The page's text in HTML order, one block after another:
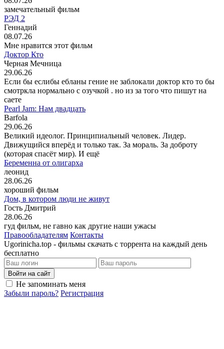
замечательный фильм
РЭД 2
Геннадий
08.07.26
Мне нравится этот фильм
Доктор Кто
Черная Мечница
29.06.26
Если бы еслибы ебланы гение не заблокали доктор кто то бы
смотркла нормально с озучкой . но из за того что пишут на
саете
Pearl Jam: Нам двадцать
Barfola
29.06.26
Великий идеолог. Принципиальный человек. Лидер.
Движущийся вперёд и только так. За мораль. За доброту
(которая спасёт мир). И ещё
Беременна от олигарха
леонид
28.06.26
хороший фильм
Дом, в котором люди не живут
Гость Дмитрий
28.06.26
гуд фильм, не гавно как другие наши ужасы
Правообладателям Контакты
Ugorinicha.top - фильмы скачать с торрента на каждый день
бесплатно
Войти на сайт
Не запоминать меня
Забыли пароль? Регистрация